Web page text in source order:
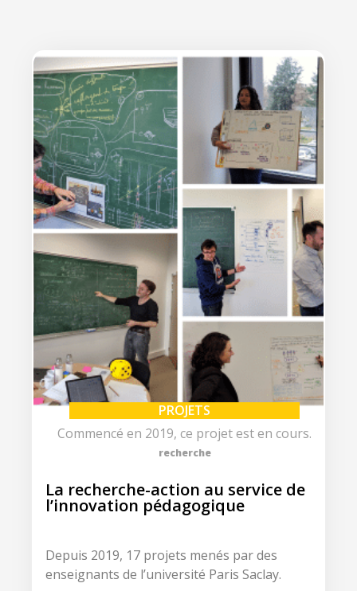
PROJETS
Commencé en 2019, ce projet est en cours.
recherche
La recherche-action au service de
l’innovation pédagogique
Depuis 2019, 17 projets menés par des
enseignants de l’université Paris Saclay.